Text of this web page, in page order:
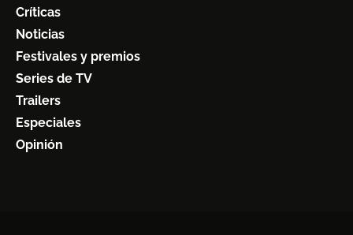
Críticas
Noticias
Festivales y premios
Series de TV
Trailers
Especiales
Opinión